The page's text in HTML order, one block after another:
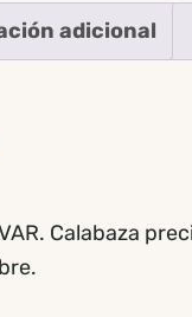
adicional
Calabaza